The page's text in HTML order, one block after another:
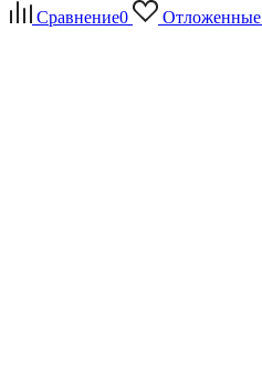
Сравнение0 Отложенные